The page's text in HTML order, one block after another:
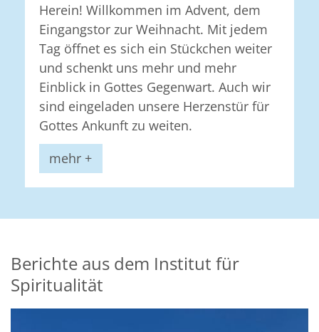
Herein! Willkommen im Advent, dem
Eingangstor zur Weihnacht. Mit jedem
Tag öffnet es sich ein Stückchen weiter
und schenkt uns mehr und mehr
Einblick in Gottes Gegenwart. Auch wir
sind eingeladen unsere Herzenstür für
Gottes Ankunft zu weiten.
mehr +
Berichte aus dem Institut für
Spiritualität